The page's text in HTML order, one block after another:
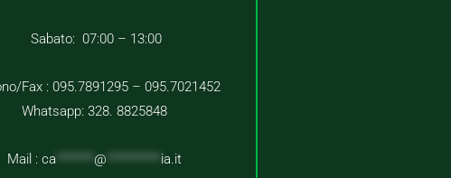
Sabato: 07:00 – 13:00
Fax : 095.7891295 – 095.7021452
Whatsapp: 328. 8825848
Mail :ca *******@ ia.it